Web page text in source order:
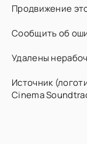
Продвижение
Сообщить об
Удалены
Источник
Cinema